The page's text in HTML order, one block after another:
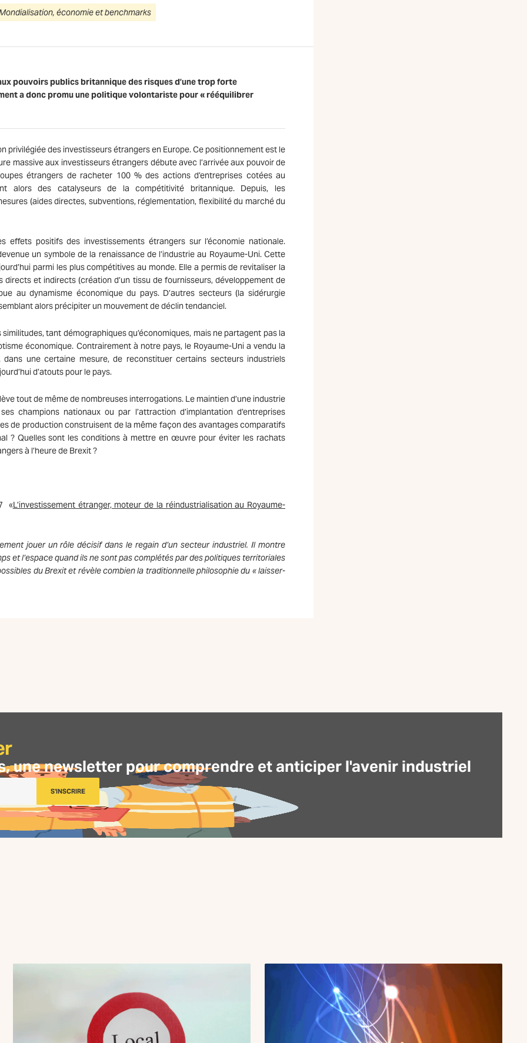
économie et benchmarks
pouvoirs publics britannique des risques d’une trop forte
a donc promu une politique volontariste pour « rééquilibrer
privilégiée des investisseurs étrangers en Europe. Ce positionnement est le
massive aux investisseurs étrangers débute avec l’arrivée aux pouvoir de
étrangers de racheter 100 % des actions d’entreprises cotées au
alors des catalyseurs de la compétitivité britannique. Depuis, les
(aides directes, subventions, réglementation, flexibilité du marché du
effets positifs des investissements étrangers sur l’économie nationale.
un symbole de la renaissance de l’industrie au Royaume-Uni. Cette
parmi les plus compétitives au monde. Elle a permis de revitaliser la
directs et indirects (création d’un tissu de fournisseurs, développement de
au dynamisme économique du pays. D’autres secteurs (la sidérurgie
alors précipiter un mouvement de déclin tendanciel.
tant démographiques qu’économiques, mais ne partagent pas la
économique. Contrairement à notre pays, le Royaume-Uni a vendu la
une certaine mesure, de reconstituer certains secteurs industriels
d’atouts pour le pays.
tout de même de nombreuses interrogations. Le maintien d’une industrie
champions nationaux ou par l’attraction d’implantation d’entreprises
de production construisent de la même façon des avantages comparatifs
? Quelles sont les conditions à mettre en œuvre pour éviter les rachats
à l’heure de Brexit ?
«L’investissement étranger, moteur de la réindustrialisation au Royaume-
jouer un rôle décisif dans le regain d’un secteur industriel. Il montre
et l’espace quand ils ne sont pas complétés par des politiques territoriales
du Brexit et révèle combien la traditionnelle philosophie du « laisser-
unenewsletter pour comprendre et anticiper l'avenir industriel
S'INSCRIRE